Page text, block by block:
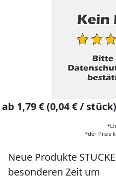
ab 1,79 € (0,04 € /
*der Preis
Neue Produkte
besonderen Zeit um